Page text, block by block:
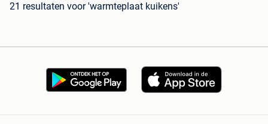
21 resultaten voor 'warmteplaat kuikens'